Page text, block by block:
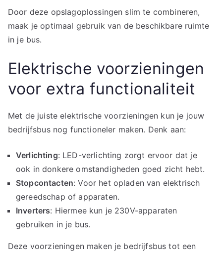
Door deze opslagoplossingen slim te combineren,
maak je optimaal gebruik van de beschikbare ruimte
in je bus.
Elektrische voorzieningen
voor extra functionaliteit
Met de juiste elektrische voorzieningen kun je jouw
bedrijfsbus nog functioneler maken. Denk aan:
Verlichting: LED-verlichting zorgt ervoor dat je
ook in donkere omstandigheden goed zicht hebt.
Stopcontacten: Voor het opladen van elektrisch
gereedschap of apparaten.
Inverters: Hiermee kun je 230V-apparaten
gebruiken in je bus.
Deze voorzieningen maken je bedrijfsbus tot een